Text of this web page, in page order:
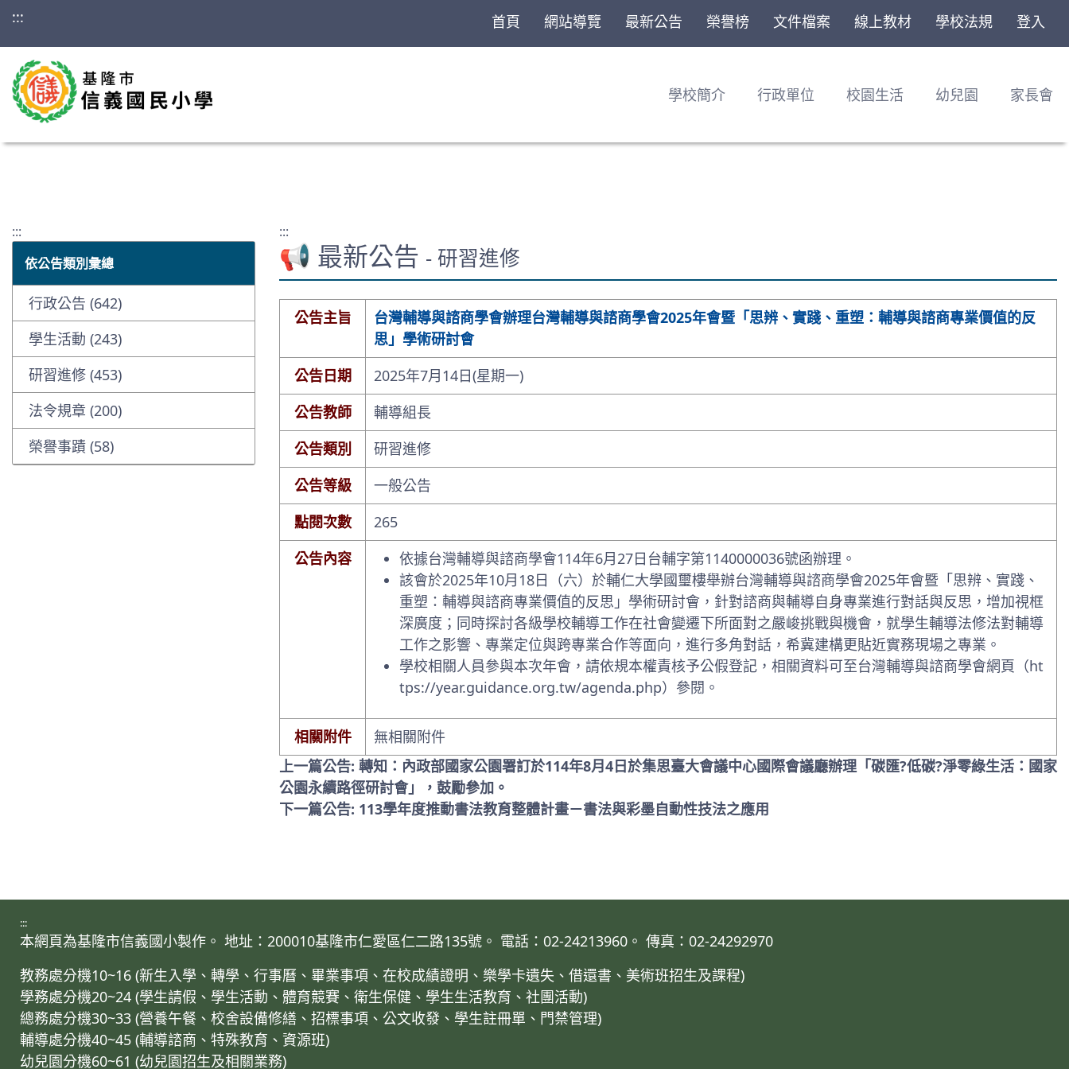
::: 首頁 網站導覽 最新公告 榮譽榜 文件檔案 線上教材 學校法規 登入
學校簡介 行政單位 校園生活 幼兒園 家長會
:::
依公告類別彙總
行政公告 (642)
學生活動 (243)
研習進修 (453)
法令規章 (200)
榮譽事蹟 (58)
:::
📢 最新公告 - 研習進修
公告主旨
台灣輔導與諮商學會辦理台灣輔導與諮商學會2025年會暨「思辨、實踐、重塑：輔導與諮商專業價值的反
思」學術研討會
公告日期
2025年7月14日(星期一)
公告教師
輔導組長
公告類別
研習進修
公告等級
一般公告
點閱次數
265
公告內容
依據台灣輔導與諮商學會114年6月27日台輔字第1140000036號函辦理。
該會於2025年10月18日（六）於輔仁大學國璽樓舉辦台灣輔導與諮商學會2025年會暨「思辨、實踐、
重塑：輔導與諮商專業價值的反思」學術研討會，針對諮商與輔導自身專業進行對話與反思，增加視框
深廣度；同時探討各級學校輔導工作在社會變遷下所面對之嚴峻挑戰與機會，就學生輔導法修法對輔導
工作之影響、專業定位與跨專業合作等面向，進行多角對話，希冀建構更貼近實務現場之專業。
學校相關人員參與本次年會，請依規本權責核予公假登記，相關資料可至台灣輔導與諮商學會網頁（ht
tps://year.guidance.org.tw/agenda.php）參閱。
相關附件
無相關附件
上一篇公告: 轉知：內政部國家公園署訂於114年8月4日於集思臺大會議中心國際會議廳辦理「碳匯?低碳?淨零綠生活：國家
公園永續路徑研討會」，鼓勵參加。
下一篇公告: 113學年度推動書法教育整體計畫－書法與彩墨自動性技法之應用
:::
本網頁為基隆市信義國小製作。 地址：200010基隆市仁愛區仁二路135號。 電話：02-24213960。 傳真：02-24292970
教務處分機10~16 (新生入學、轉學、行事曆、畢業事項、在校成績證明、樂學卡遺失、借還書、美術班招生及課程)
學務處分機20~24 (學生請假、學生活動、體育競賽、衛生保健、學生生活教育、社團活動)
總務處分機30~33 (營養午餐、校舍設備修繕、招標事項、公文收發、學生註冊單、門禁管理)
輔導處分機40~45 (輔導諮商、特殊教育、資源班)
幼兒園分機60~61 (幼兒園招生及相關業務)